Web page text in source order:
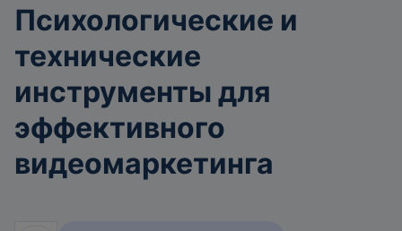
Психологические и
технические
инструменты для
эффективного
видеомаркетинга